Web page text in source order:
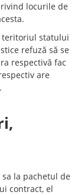
locurile de
teritoriul statului
refuză să se
respectivă fac
are
la pachetul de
contract, el